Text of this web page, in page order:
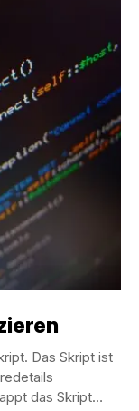
Das Skript ist
das Skript